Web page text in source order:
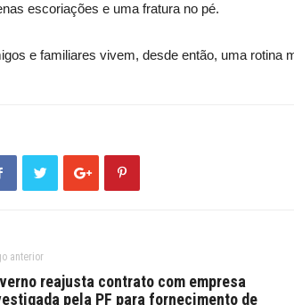
escoriações e uma fratura no pé.
e familiares vivem, desde então, uma rotina
anterior
reajusta contrato com empresa
pela PF para fornecimento de